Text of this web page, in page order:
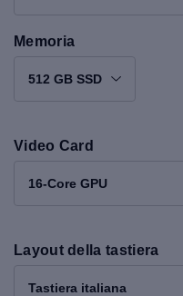
Memoria
512 GB SSD
Video Card
16-Core GPU
Layout della tastiera
Tastiera italiana